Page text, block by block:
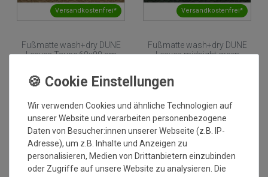
Versandkostenfrei*
Fußmatte wash+dry DUNE
Leaves Taupe 60x90 cm
Grundpreis:67,46 €/Stück
inkl. ges. MwSt.
Versandkostenfrei*
Fußmatte wash+dry DUNE
Leaves midnight green
Grundpreis:
inkl. ges. MwSt.
NEU
Wir verwenden Cookies und ähnliche Technologien auf
unserer Website und verarbeiten personenbezogene
Daten von Besucher:innen unserer Webseite (z.B. IP-
Adresse), um z.B. Inhalte und Anzeigen zu
personalisieren, Medien von Drittanbietern einzubinden
oder Zugriffe auf unsere Website zu analysieren. Die